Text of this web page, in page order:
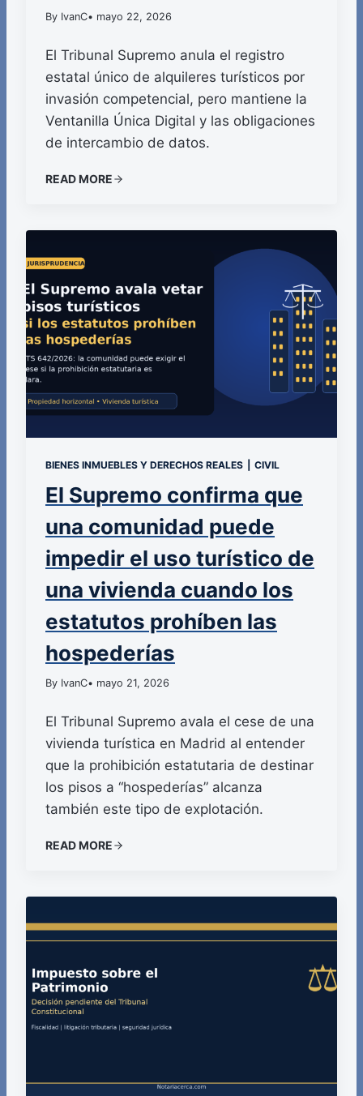
By IvanC• mayo 22, 2026
El Tribunal Supremo anula el registro
estatal único de alquileres turísticos por
invasión competencial, pero mantiene la
Ventanilla Única Digital y las obligaciones
de intercambio de datos.
READ MORE
BIENES INMUEBLES Y DERECHOS REALES CIVIL
El Supremo confirma que
una comunidad puede
impedir el uso turístico de
una vivienda cuando los
estatutos prohíben las
hospederías
By IvanC• mayo 21, 2026
El Tribunal Supremo avala el cese de una
vivienda turística en Madrid al entender
que la prohibición estatutaria de destinar
los pisos a “hospederías” alcanza
también este tipo de explotación.
READ MORE